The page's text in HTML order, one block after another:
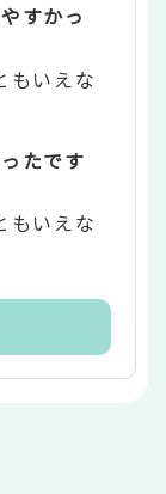
すかっ
もいえな
たです
もいえな